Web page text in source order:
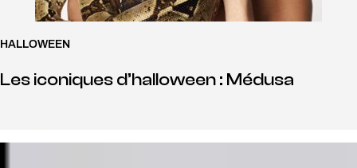
HALLOWEEN
Les iconiques d’halloween : Médusa